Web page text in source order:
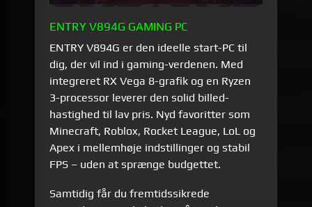
ENTRY V894G GAMING PC
ENTRY V894G er den ideelle start-PC til
dig, der vil ind i gaming-verdenen. Med
integreret RX Vega 8-grafik og en Ryzen
3-processor leverer den solid billed­
hastighed til lav pris. Nyd favoritter som
Minecraft, Roblox, Rocket League, LoL og
Apex i mellem­høje indstillinger og stabil
FPS – uden at sprænge budgettet.
Samtidig får du fremtidssikrede